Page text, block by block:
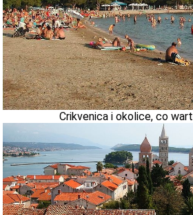
Crikvenica i okolice, co